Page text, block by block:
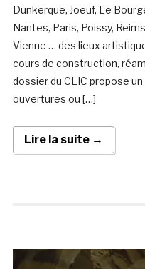
Dunkerque, Joeuf, Le
Nantes, Paris, Poissy,
Vienne … des lieux
cours de construction,
dossier du CLIC propose
ouvertures ou […]
Lire la suite →